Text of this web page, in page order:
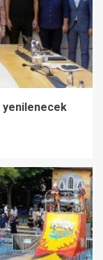
yenilenecek